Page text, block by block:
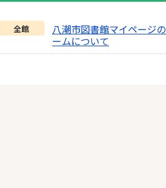
全館
八潮市図書館マイページ
ームについて